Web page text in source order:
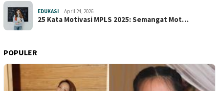
EDUKASI April 24, 2026
25 Kata Motivasi MPLS 2025: Semangat Mot…
POPULER